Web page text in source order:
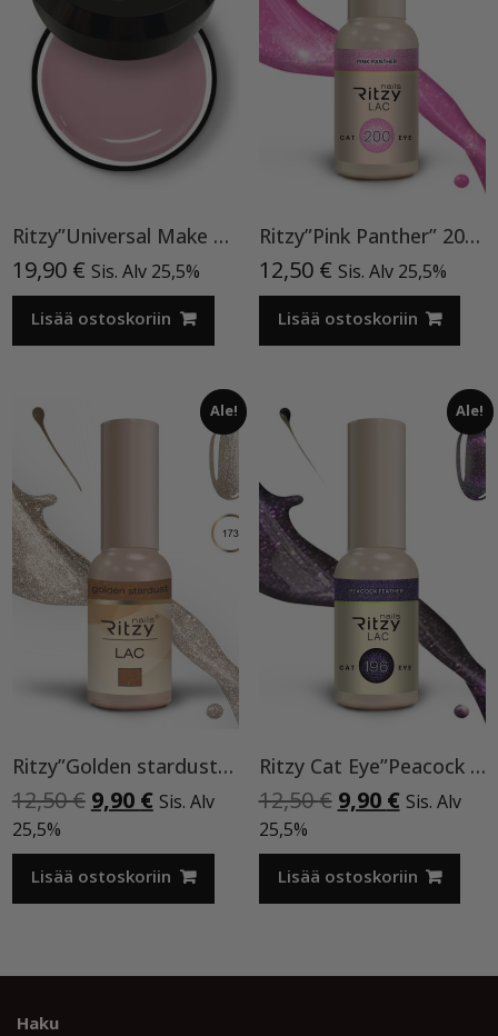
Ritzy”Universal Make Up”15ml, rakennegeeli TPO vapaa
19,90 € Sis. Alv 25,5%
Lisää ostoskoriin
Ritzy”Pink Panther” 200, Cat Eye
12,50 € Sis. Alv 25,5%
Lisää ostoskoriin
Ale!
Ritzy”Golden stardust”geelilakka,173 TPO vapaa
12,50€ Alkuperäinen
oli:
12,50 €.
9,90 €Nykyinen
on:
9,90 €.
Sis. Alv
25,5%
Lisää ostoskoriin
Ale!
Ritzy Cat Eye”Peacock feather”196, geelilakka
12,50€ Alkuperäinen
oli:
12,50 €.
9,90 €Nykyinen
on:
9,90 €.
Sis. Alv
25,5%
Lisää ostoskoriin
Haku